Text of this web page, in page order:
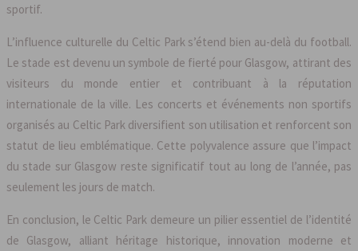
sportif.
L’influence culturelle du Celtic Park s’étend bien au-delà du football.
Le stade est devenu un symbole de fierté pour Glasgow, attirant des
visiteurs du monde entier et contribuant à la réputation
internationale de la ville. Les concerts et événements non sportifs
organisés au Celtic Park diversifient son utilisation et renforcent son
statut de lieu emblématique. Cette polyvalence assure que l’impact
du stade sur Glasgow reste significatif tout au long de l’année, pas
seulement les jours de match.
En conclusion, le Celtic Park demeure un pilier essentiel de l’identité
de Glasgow, alliant héritage historique, innovation moderne et